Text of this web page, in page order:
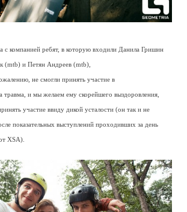
с компанией ребят, в которую входили Данила Гришин
(mtb) и Петян Андреев (mtb),
не смогли принять участие в
травма, и мы желаем ему скорейшего выздоровления,
участие ввиду дикой усталости (он так и не
показательных выступлений проходивших за день
XSA).